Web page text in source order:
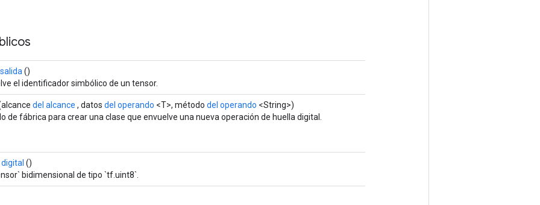
()
el identificador simbólico de un tensor.
del alcance , datos del operando <T>, método del operando <String>)
de fábrica para crear una clase que envuelve una nueva operación de huella digital.
()
bidimensional de tipo `tf.uint8`.